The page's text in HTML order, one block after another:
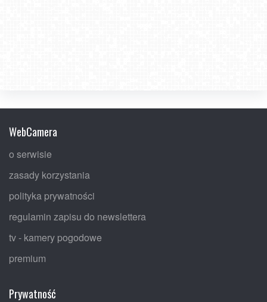
WebCamera
o serwisie
zasady korzystania
polityka prywatności
regulamin zapisu do newslettera
tv - kamery pogodowe
premium
Prywatność